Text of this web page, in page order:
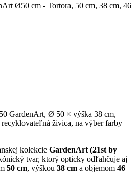
Ø50 cm - Tortora, 50 cm, 38 cm, 46
GardenArt, Ø 50 × výška 38 cm,
živica, na výber farby
kolekcie GardenArt (21st by
tvar, ktorý opticky odľahčuje aj
50 cm, výškou 38 cm a objemom 46